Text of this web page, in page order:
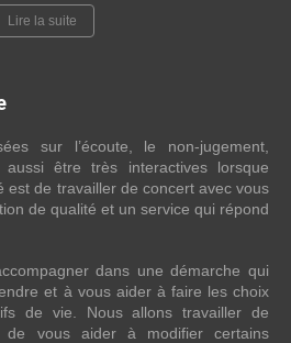
Lire la suite
sur l’écoute, le non-jugement,
aussi être très interactives lorsque
est de travailler de concert avec vous
de qualité et un service qui répond
dans une démarche qui
et à vous aider à faire les choix
de vie. Nous allons travailler de
vous aider à modifier certains